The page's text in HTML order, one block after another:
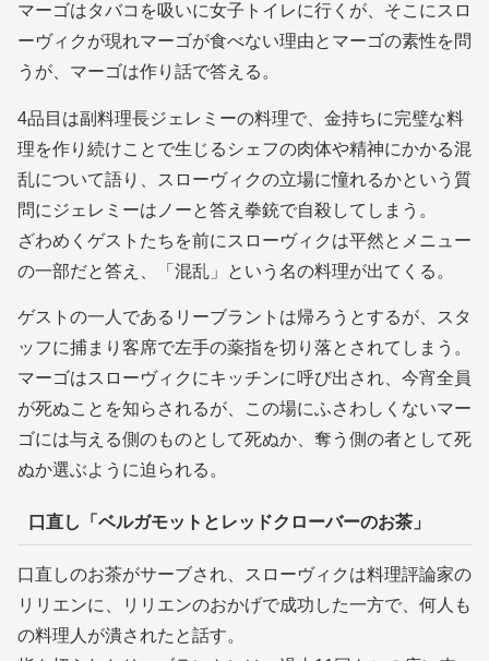
マーゴはタバコを吸いに女子トイレに行くが、そこにスロ
ーヴィクが現れマーゴが食べない理由とマーゴの素性を問
うが、マーゴは作り話で答える。
4品目は副料理長ジェレミーの料理で、金持ちに完璧な料
理を作り続けことで生じるシェフの肉体や精神にかかる混
乱について語り、スローヴィクの立場に憧れるかという質
問にジェレミーはノーと答え拳銃で自殺してしまう。
ざわめくゲストたちを前にスローヴィクは平然とメニュー
の一部だと答え、「混乱」という名の料理が出てくる。
ゲストの一人であるリーブラントは帰ろうとするが、スタ
ッフに捕まり客席で左手の薬指を切り落とされてしまう。
マーゴはスローヴィクにキッチンに呼び出され、今宵全員
が死ぬことを知らされるが、この場にふさわしくないマー
ゴには与える側のものとして死ぬか、奪う側の者として死
ぬか選ぶように迫られる。
口直し「ベルガモットとレッドクローバーのお茶」
口直しのお茶がサーブされ、スローヴィクは料理評論家の
リリエンに、リリエンのおかげで成功した一方で、何人も
の料理人が潰されたと話す。